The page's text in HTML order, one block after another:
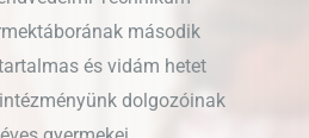
második
és vidám hetet
dolgozóinak